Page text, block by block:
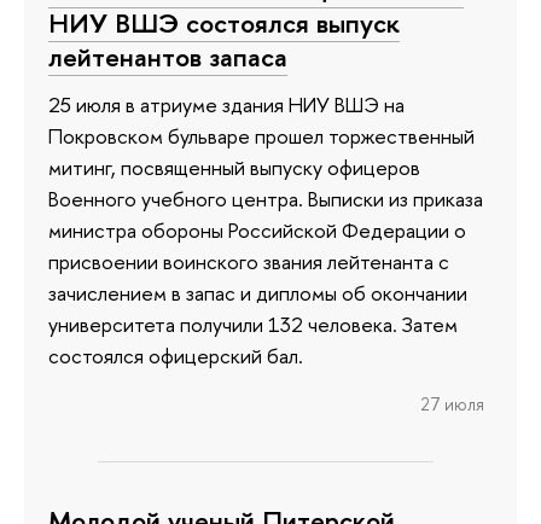
НИУ ВШЭ состоялся выпуск
лейтенантов запаса
25 июля в атриуме здания НИУ ВШЭ на
Покровском бульваре прошел торжественный
митинг, посвященный выпуску офицеров
Военного учебного центра. Выписки из приказа
министра обороны Российской Федерации о
присвоении воинского звания лейтенанта с
зачислением в запас и дипломы об окончании
университета получили 132 человека. Затем
состоялся офицерский бал.
27 июля